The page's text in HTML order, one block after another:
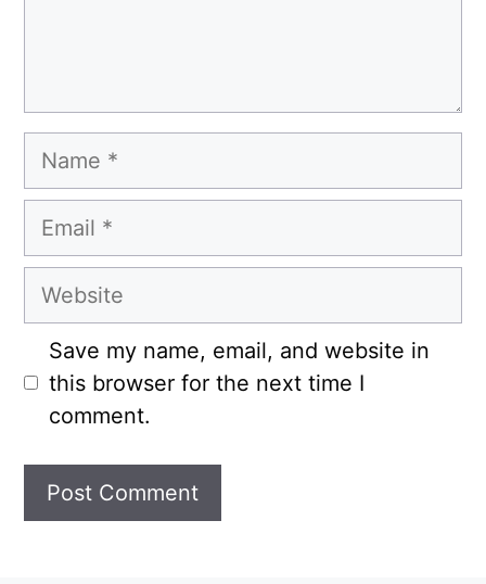
Name
Email
Website
Save my name, email, and website in
this browser for the next time I
comment.